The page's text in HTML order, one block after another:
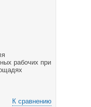
рабочих при
К сравнению